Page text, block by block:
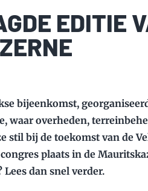
EDITIE
bijeenkomst,
waar overheden,
stil bij de toekomst van de
plaats in de
dan snel verder.